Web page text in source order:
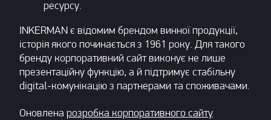
ресурсу.
INKERMAN є відомим брендом винної продукції,
історія якого починається з 1961 року. Для такого
бренду корпоративний сайт виконує не лише
презентаційну функцію, а й підтримує стабільну
digital-комунікацію з партнерами та споживачами.
Оновлена розробка корпоративного сайту